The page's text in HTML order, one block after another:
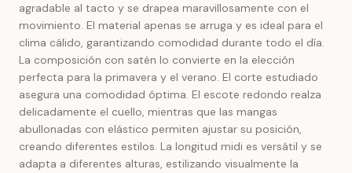
agradable al tacto y se drapea maravillosamente con el
movimiento. El material apenas se arruga y es ideal para el
clima cálido, garantizando comodidad durante todo el día.
La composición con satén lo convierte en la elección
perfecta para la primavera y el verano. El corte estudiado
asegura una comodidad óptima. El escote redondo realza
delicadamente el cuello, mientras que las mangas
abullonadas con elástico permiten ajustar su posición,
creando diferentes estilos. La longitud midi es versátil y se
adapta a diferentes alturas, estilizando visualmente la